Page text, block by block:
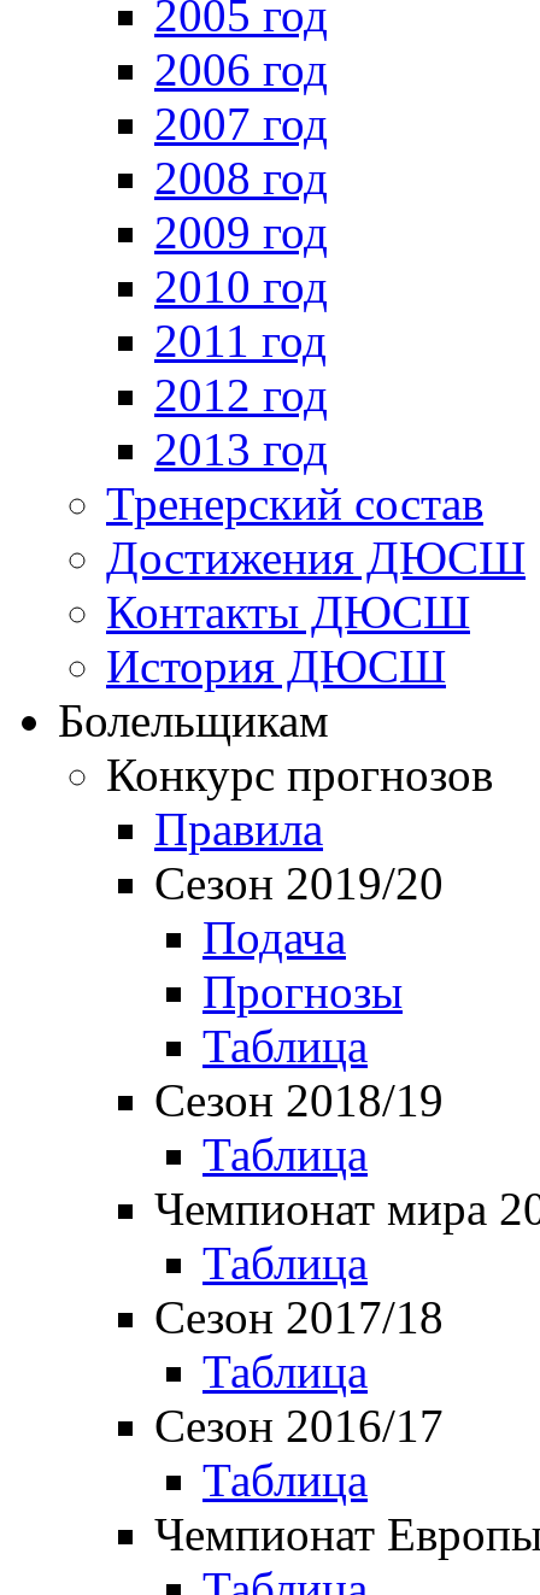
2005 год
2006 год
2007 год
2008 год
2009 год
2010 год
2011 год
2012 год
2013 год
Тренерский состав
Достижения ДЮСШ
Контакты ДЮСШ
История ДЮСШ
Болельщикам
Конкурс прогнозов
Правила
Сезон 2019/20
Подача
Прогнозы
Таблица
Сезон 2018/19
Таблица
Чемпионат мира
Таблица
Сезон 2017/18
Таблица
Сезон 2016/17
Таблица
Чемпионат